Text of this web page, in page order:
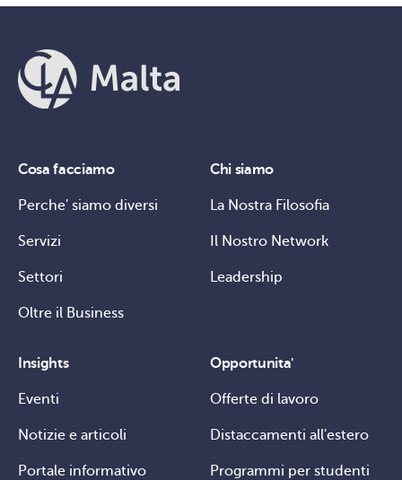
Cosa facciamo
Perche' siamo diversi
Servizi
Settori
Oltre il Business
Chi siamo
La Nostra Filosofia
Il Nostro Network
Leadership
Insights
Eventi
Notizie e articoli
Portale informativo
Opportunita'
Offerte di lavoro
Distaccamenti all'estero
Programmi per studenti